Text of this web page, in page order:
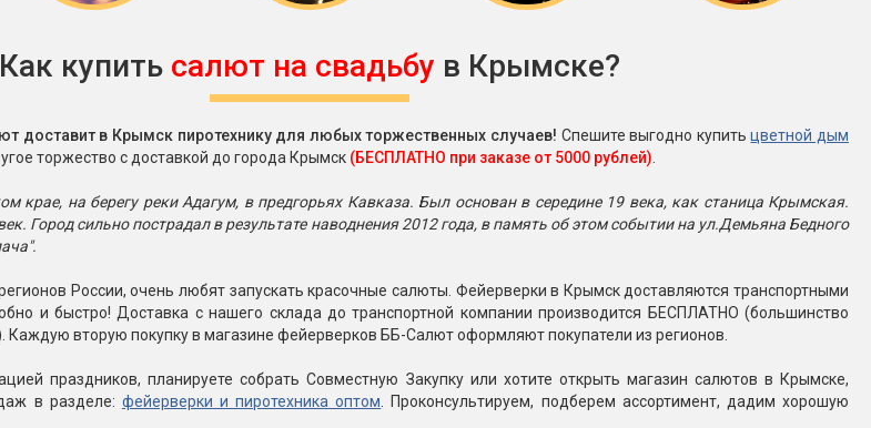
Как купить салют на свадьбу в Крымске?
доставит в Крымск пиротехнику для любых торжественных случаев! Спешите выгодно купитьцветной дым
торжество с доставкой до города Крымск (БЕСПЛАТНО при заказе от 5000 рублей)
крае, на берегу реки Адагум, в предгорьях Кавказа. Был основан в середине 19 века, как станица Крымская.
Город сильно пострадал в результате наводнения 2012 года, в память об этом событии на ул.Демьяна Бедного
России, очень любят запускать красочные салюты. Фейерверки в Крымск доставляются транспортными
и быстро! Доставка с нашего склада до транспортной компании производится БЕСПЛАТНО (большинство
Каждую вторую покупку в магазине фейерверков ББ-Салют оформляют покупатели из регионов.
праздников, планируете собрать Совместную Закупку или хотите открыть магазин салютов в Крымске,
в разделе: фейерверки и пиротехника оптом . Проконсультируем, подберем ассортимент, дадим хорошую